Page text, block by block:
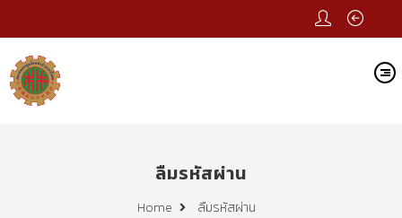
ลืมรหัสผ่าน
Home ลืมรหัสผ่าน